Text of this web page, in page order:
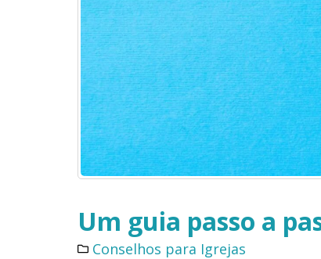
Um guia passo a
Conselhos para Igrejas